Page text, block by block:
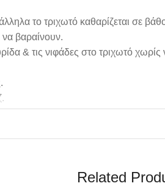
το τριχωτό καθαρίζεται σε
να βαραίνουν.
& τις νιφάδες στο τριχωτό
και σχολαστικά. Εάν εμφανιστεί
Related